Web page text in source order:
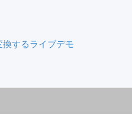
するライブデモ